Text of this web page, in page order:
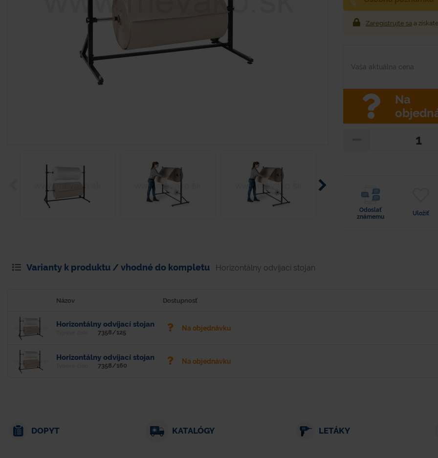
Zaregistrujte sa a
Vaša aktuálna cena
Na
Odoslať
známemu
Uložiť
Varianty k produktu / vhodné do kompletu Horizontálny odvíjací stojan
Názov Dostupnosť
Horizontálny odvíjací stojan
7358/125
Na objednávku
Horizontálny odvíjací stojan
7358/160
Na objednávku
DOPYT KATALÓGY LETÁKY